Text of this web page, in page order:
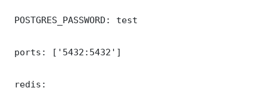
POSTGRES_PASSWORD: test
ports: ['5432:5432']
redis: